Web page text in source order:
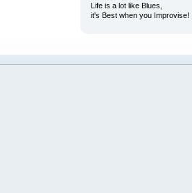
Life is a lot like Blues,
it's Best when you Improvise!